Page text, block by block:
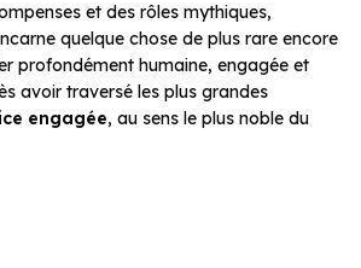
et des rôles mythiques,
quelque chose de plus rare encore
profondément humaine, engagée et
avoir traversé les plus grandes
engagée, au sens le plus noble du